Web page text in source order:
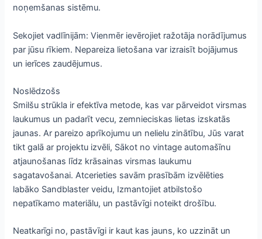
noņemšanas sistēmu.
Sekojiet vadlīnijām: Vienmēr ievērojiet ražotāja norādījumus
par jūsu rīkiem. Nepareiza lietošana var izraisīt bojājumus
un ierīces zaudējumus.
Noslēdzošs
Smilšu strūkla ir efektīva metode, kas var pārveidot virsmas
laukumus un padarīt vecu, zemnieciskas lietas izskatās
jaunas. Ar pareizo aprīkojumu un nelielu zinātību, Jūs varat
tikt galā ar projektu izvēli, Sākot no vintage automašīnu
atjaunošanas līdz krāsainas virsmas laukumu
sagatavošanai. Atcerieties savām prasībām izvēlēties
labāko Sandblaster veidu, Izmantojiet atbilstošo
nepatīkamo materiālu, un pastāvīgi noteikt drošību.
Neatkarīgi no, pastāvīgi ir kaut kas jauns, ko uzzināt un